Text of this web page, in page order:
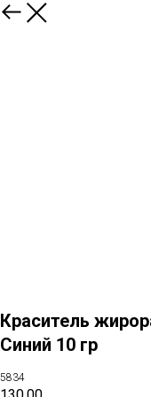
Краситель
Синий 10 гр
5834